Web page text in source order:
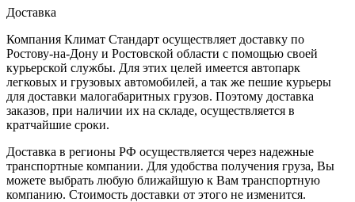
Доставка
Компания Климат Стандарт осуществляет доставку по
Ростову-на-Дону и Ростовской области с помощью своей
курьерской службы. Для этих целей имеется автопарк
легковых и грузовых автомобилей, а так же пешие курьеры
для доставки малогабаритных грузов. Поэтому доставка
заказов, при наличии их на складе, осуществляется в
кратчайшие сроки.
Доставка в регионы РФ осуществляется через надежные
транспортные компании. Для удобства получения груза, Вы
можете выбрать любую ближайшую к Вам транспортную
компанию. Стоимость доставки от этого не изменится.